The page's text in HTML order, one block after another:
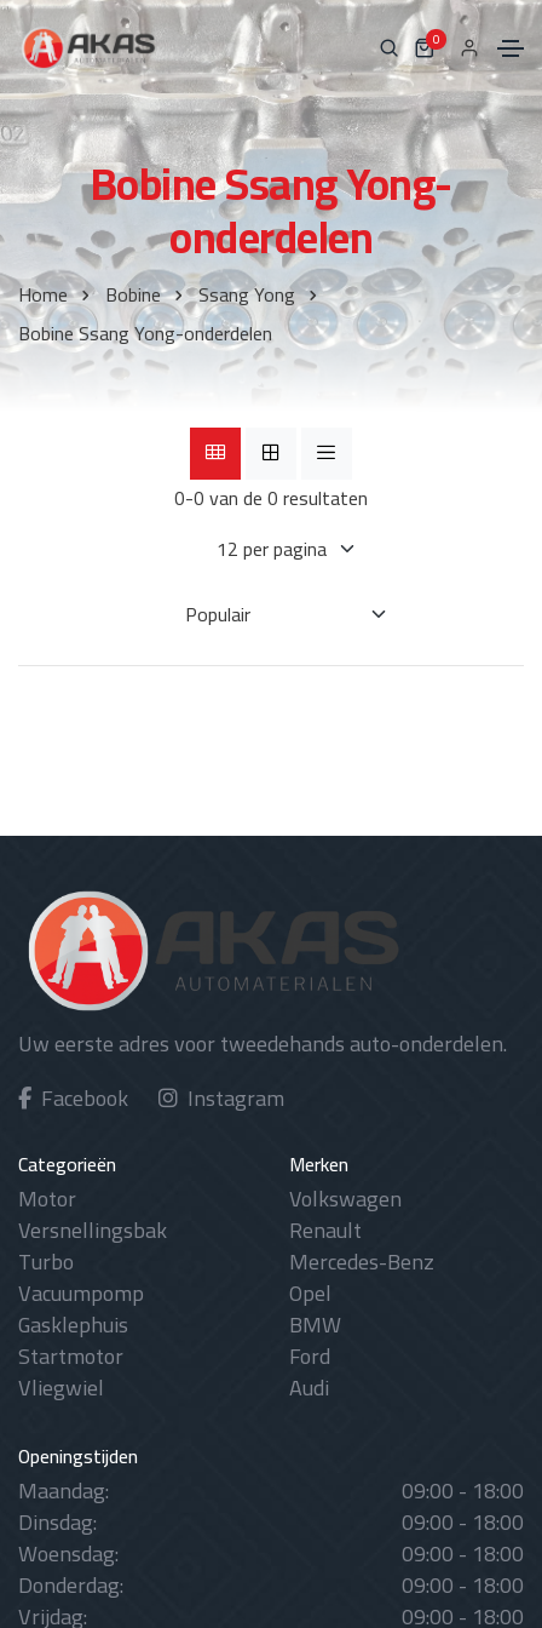
0
Bobine Ssang Yong-
onderdelen
Home Bobine
Ssang Yong
Bobine Ssang Yong-onderdelen
0-0 van de 0 resultaten
Uw eerste adres voor tweedehands auto-onderdelen.
Facebook
Instagram
Categorieën
Motor
Versnellingsbak
Turbo
Vacuumpomp
Gasklephuis
Startmotor
Vliegwiel
Merken
Volkswagen
Renault
Mercedes-Benz
Opel
BMW
Ford
Audi
Openingstijden
Maandag: 09:00 - 18:00
Dinsdag: 09:00 - 18:00
Woensdag: 09:00 - 18:00
Donderdag: 09:00 - 18:00
Vrijdag: 09:00 - 18:00